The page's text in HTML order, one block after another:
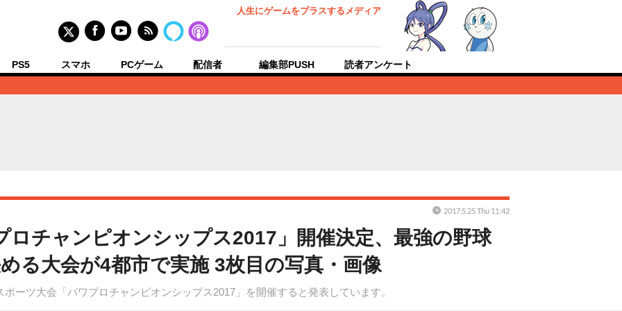
人生にゲームをプラスするメディア
PS5 スマホ PCゲーム 配信者 編集部PUSH 読者アンケート
ロチャンピオンシップス2017」開催決定、最強の野球
る大会が4都市で実施 3枚目の写真・画像
ーツ大会「パワプロチャンピオンシップス2017」を開催すると発表しています。
2017.5.25 Thu 11:42